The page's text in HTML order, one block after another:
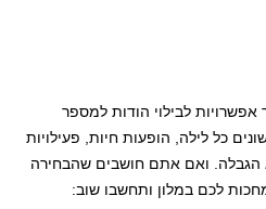
אפשרויות לבילוי הודות למספר
כל לילה, הופעות חיות, פעילויות
הגבלה. ואם אתם חושבים שהבחירה
לכם במלון ותחשבו שוב: